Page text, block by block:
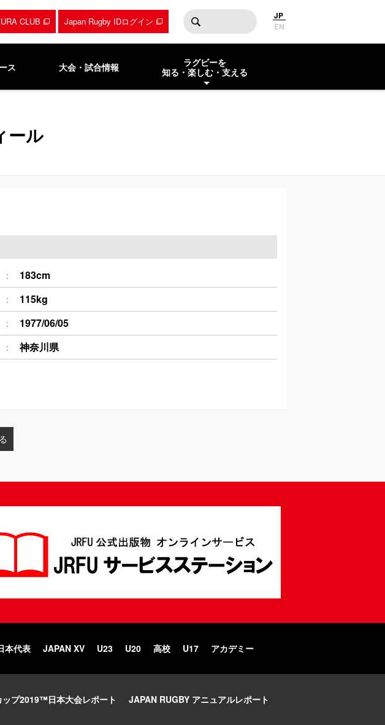
CLUB Japan Rugby IDログイン
JP
EN
ス 大会・試合情報
ラグビーを
知る・楽しむ・支える
ール
183cm
115kg
1977/06/05
神奈川県
本代表 JAPAN XV U23 U20 高校 U17 アカデミー
ップ2019™日本大会レポート JAPAN RUGBY アニュアルレポート